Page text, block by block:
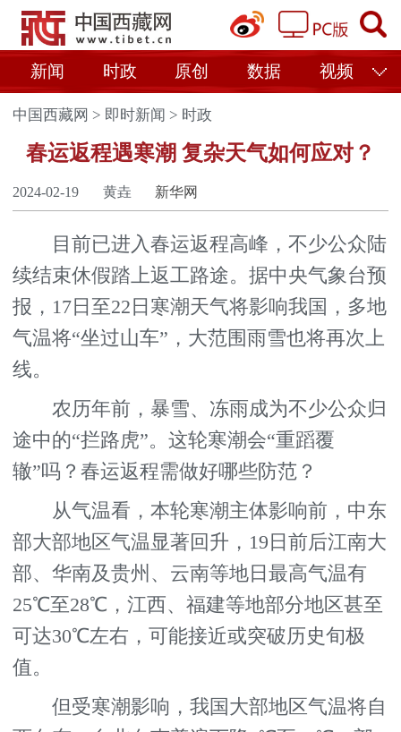
新闻 时政 原创 数据 视频
中国西藏网 > 即时新闻 > 时政
春运返程遇寒潮 复杂天气如何应对？
2024-02-19 黄垚 新华网
目前已进入春运返程高峰，不少公众陆
续结束休假踏上返工路途。据中央气象台预
报，17日至22日寒潮天气将影响我国，多地
气温将“坐过山车”，大范围雨雪也将再次上
线。
农历年前，暴雪、冻雨成为不少公众归
途中的“拦路虎”。这轮寒潮会“重蹈覆
辙”吗？春运返程需做好哪些防范？
从气温看，本轮寒潮主体影响前，中东
部大部地区气温显著回升，19日前后江南大
部、华南及贵州、云南等地日最高气温有
25℃至28℃，江西、福建等地部分地区甚至
可达30℃左右，可能接近或突破历史旬极
值。
但受寒潮影响，我国大部地区气温将自